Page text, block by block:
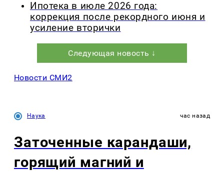
Ипотека в июле 2026 года:
коррекция после рекордного июня и
усиление вторички
Следующая новость ↓
Новости СМИ2
Наука час назад
Заточенные карандаши,
горящий магний и